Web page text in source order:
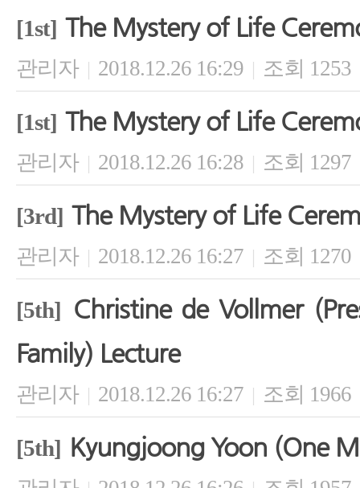
[1st] The Mystery of Life
관리자 | 2018.12.26 16:29 | 조회 1253
[1st] The Mystery of Life
관리자 | 2018.12.26 16:28 | 조회 1297
[3rd] The Mystery of Life
관리자 | 2018.12.26 16:27 | 조회 1270
[5th] Christine de Vollmer
Family) Lecture
관리자 | 2018.12.26 16:27 | 조회 1966
[5th] Kyungjoong Yoon (One